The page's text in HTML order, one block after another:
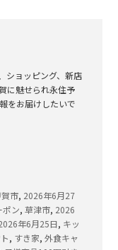
ショッピング、新店
に魅せられ永住予
をお届けしたいで
市, 2026年6月27
ポン,草津市, 2026
年6月25日, キッ
, すき家,外食キャ